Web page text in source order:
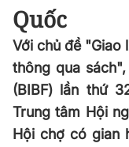
Quốc
Với chủ đề "Giao
thông qua
(BIBF) lần thứ
Trung tâm Hội
Hội chợ có gian